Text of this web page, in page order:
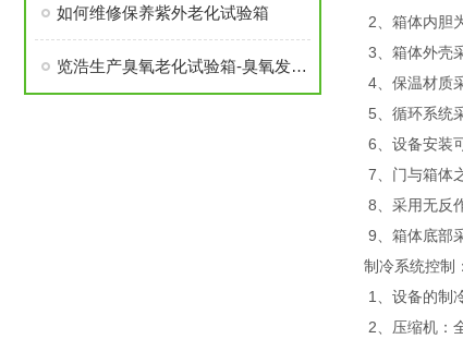
如何维修保养紫外老化试验箱
览浩生产臭氧老化试验箱-臭氧发生器工作原理
2、箱体内胆
3、箱体外壳
4、保温材质
5、循环系统
6、设备安装
7、门与箱体
8、采用无反
9、箱体底部
制冷系统控制：
1、设备的制
2、压缩机：